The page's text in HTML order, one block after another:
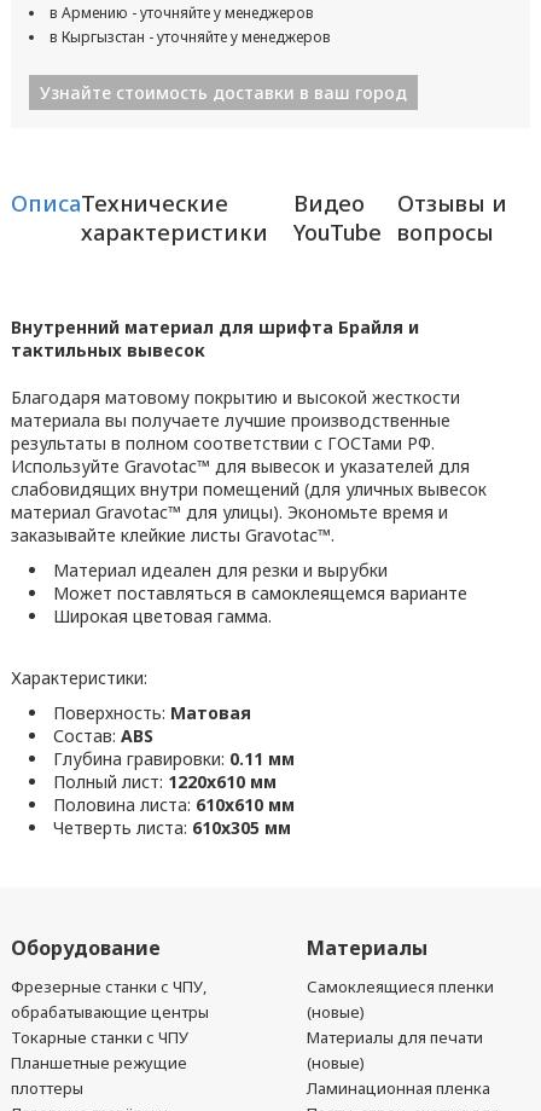
в Армению - уточняйте у менеджеров
в Кыргызстан - уточняйте у менеджеров
Узнайте стоимость доставки в ваш город
ОписаниеТехнические
характеристики
Видео
YouTube
Отзывы и
вопросы
Внутренний материал для шрифта Брайля и
тактильных вывесок
Благодаря матовому покрытию и высокой жесткости
материала вы получаете лучшие производственные
результаты в полном соответствии с ГОСТами РФ.
Используйте Gravotac™ для вывесок и указателей для
слабовидящих внутри помещений (для уличных вывесок
материал Gravotac™ для улицы). Экономьте время и
заказывайте клейкие листы Gravotac™.
Материал идеален для резки и вырубки
Может поставляться в самоклеящемся варианте
Широкая цветовая гамма.
Характеристики:
Поверхность: Матовая
Состав: ABS
Глубина гравировки: 0.11 мм
Полный лист: 1220x610 мм
Половина листа: 610x610 мм
Четверть листа: 610x305 мм
Оборудование
Фрезерные станки с ЧПУ,
обрабатывающие центры
Токарные станки с ЧПУ
Планшетные режущие
плоттеры
Материалы
Самоклеящиеся пленки
(новые)
Материалы для печати
(новые)
Ламинационная пленка